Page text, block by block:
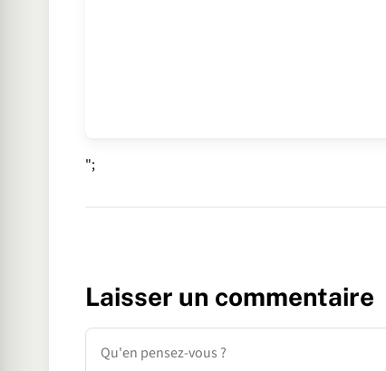
";
Laisser un commentaire
Commentaire